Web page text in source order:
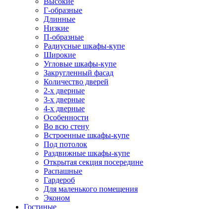
Г-образные
Длинные
Низкие
П-образные
Радиусные шкафы-купе
Широкие
Угловые шкафы-купе
Закругленный фасад
Количество дверей
2-х дверные
3-х дверные
4-х дверные
Особенности
Во всю стену
Встроенные шкафы-купе
Под потолок
Раздвижные шкафы-купе
Открытая секция посередине
Распашные
Гардероб
Для маленького помещения
Эконом
Гостиные